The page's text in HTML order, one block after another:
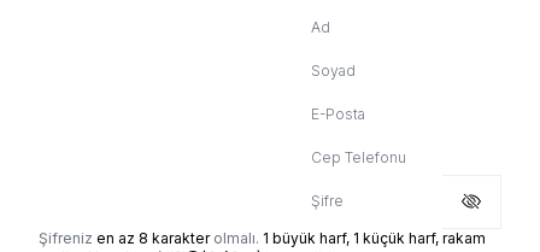
Ad
Soyad
E-Posta
Cep Telefonu
Şifre
Şifreniz en az 8 karakterolmalı. 1 büyük harf, 1 küçük harf, rakam